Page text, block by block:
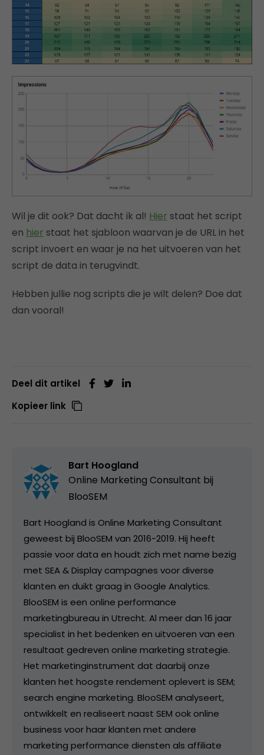
Wil je dit ook? Dat dacht ik al! Hier staat het script
en hier staat het sjabloon waarvan je de URL in het
script invoert en waar je na het uitvoeren van het
script de data in terugvindt.
Hebben jullie nog scripts die je wilt delen? Doe dat
dan vooral!
Deel dit artikel
Kopieer link
Bart Hoogland
Online Marketing Consultant bij
BlooSEM
Bart Hoogland is Online Marketing Consultant
geweest bij BlooSEM van 2016-2019. Hij heeft
passie voor data en houdt zich met name bezig
met SEA & Display campagnes voor diverse
klanten en duikt graag in Google Analytics.
BlooSEM is een online performance
marketingbureau in Utrecht. Al meer dan 16 jaar
specialist in het bedenken en uitvoeren van een
resultaat gedreven online marketing strategie.
Het marketinginstrument dat daarbij onze
klanten het hoogste rendement oplevert is SEM;
search engine marketing. BlooSEM analyseert,
ontwikkelt en realiseert naast SEM ook online
business voor haar klanten met andere
marketing performance diensten als affiliate